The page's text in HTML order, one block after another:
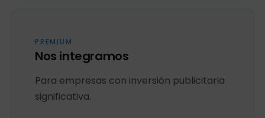
PREMIUM
Nos integramos
Para empresas con inversión publicitaria
significativa.